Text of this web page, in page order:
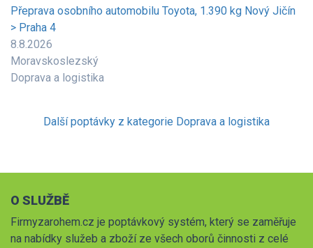
Přeprava osobního automobilu Toyota, 1.390 kg Nový Jičín
> Praha 4
8.8.2026
Moravskoslezský
Doprava a logistika
Další poptávky z kategorie Doprava a logistika
O SLUŽBĚ
Firmyzarohem.cz je poptávkový systém, který se zaměřuje
na nabídky služeb a zboží ze všech oborů činnosti z celé